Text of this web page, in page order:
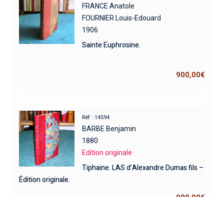
FRANCE Anatole
FOURNIER Louis-Edouard
1906
Sainte Euphrosine.
900,00€
Réf : 14594
BARBE Benjamin
1880
Edition originale
Tiphaine. LAS d’Alexandre Dumas fils –
Édition originale.